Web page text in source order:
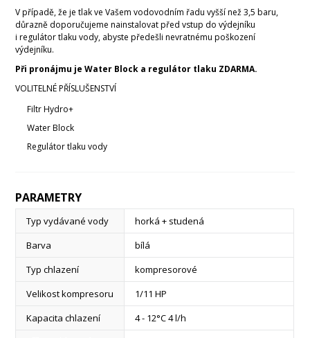
V případě, že je tlak ve Vašem vodovodním řadu vyšší než 3,5 baru,
důrazně doporučujeme nainstalovat před vstup do výdejníku
i regulátor tlaku vody, abyste předešli nevratnému poškození
výdejníku.
Při pronájmu je Water Block a regulátor tlaku ZDARMA.
VOLITELNÉ PŘÍSLUŠENSTVÍ
Filtr Hydro+
Water Block
Regulátor tlaku vody
PARAMETRY
Typ vydávané vody
horká + studená
Barva
bílá
Typ chlazení
kompresorové
Velikost kompresoru
1/11 HP
Kapacita chlazení
4 - 12°C 4 l/h